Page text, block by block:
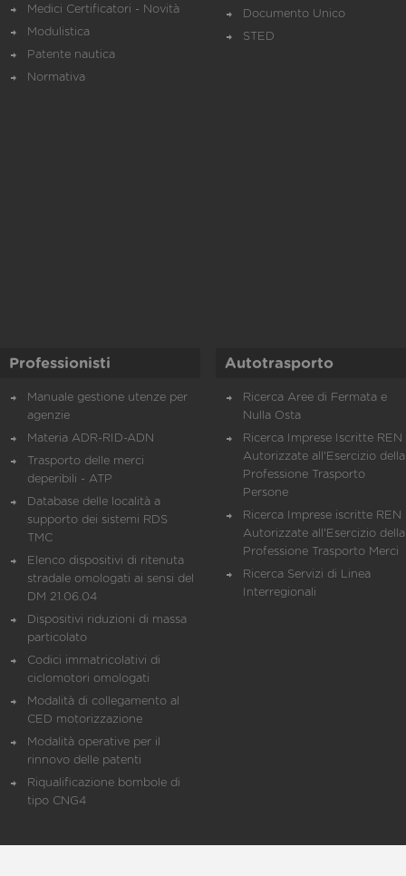
Medici Certificatori - Novità
Modulistica
Patente nautica
Normativa
Documento Unico
STED
Professionisti
Manuale gestione utenze per
agenzie
Materia ADR-RID-ADN
Trasporto delle merci
deperibili - ATP
Database delle località a
supporto dei sistemi RDS
TMC
Elenco dispositivi di ritenuta
stradale omologati ai sensi del
DM 21.06.04
Dispositivi riduzioni di massa
particolato
Codici immatricolativi di
ciclomotori omologati
Modalità di collegamento al
CED motorizzazione
Modalità operative per il
rinnovo delle patenti
Riqualificazione bombole di
tipo CNG4
Autotrasporto
Ricerca Aree di Fermata e
Nulla Osta
Ricerca Imprese Iscritte REN
Autorizzate all'Esercizio della
Professione Trasporto
Persone
Ricerca Imprese iscritte REN
Autorizzate all'Esercizio della
Professione Trasporto Merci
Ricerca Servizi di Linea
Interregionali